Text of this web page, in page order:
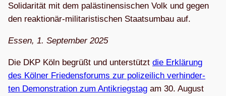
Soli­da­ri­tät mit dem paläs­ti­nen­si­schen Volk und gegen
den reak­tio­när-mili­ta­ris­ti­schen Staats­um­bau auf.
Essen, 1. Sep­tem­ber 2025
Die DKP Köln begrüßt und unter­stützt die Erklä­rung
des Köl­ner Frie­dens­fo­rums zur poli­zei­lich ver­hin­der­
ten Demons­tra­tion zum Anti­kriegs­tag am 30. August